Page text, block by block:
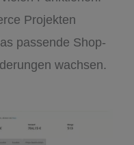
Projekten
passende Shop-
wachsen.